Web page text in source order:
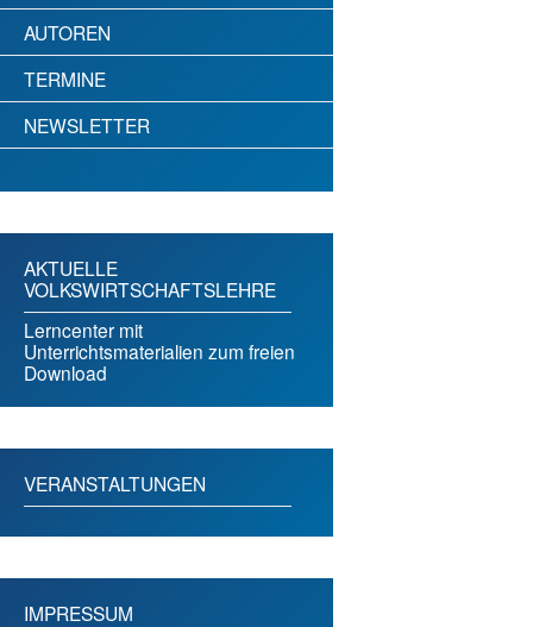
AUTOREN
TERMINE
NEWSLETTER
AKTUELLE
VOLKSWIRTSCHAFTSLEHRE
Lerncenter mit
Unterrichtsmaterialien zum freien
Download
VERANSTALTUNGEN
IMPRESSUM